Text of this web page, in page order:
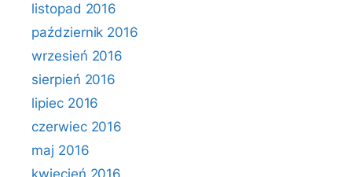
listopad 2016
październik 2016
wrzesień 2016
sierpień 2016
lipiec 2016
czerwiec 2016
maj 2016
kwiecień 2016